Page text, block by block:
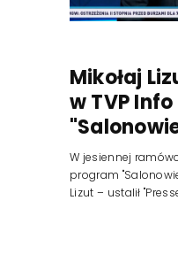
Mikołaj
w TVP
W jesiennej
program
Lizut – ustalił